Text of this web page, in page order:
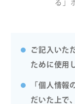
る」
ご記入いた
ために使用
「個人情報
だいた上で